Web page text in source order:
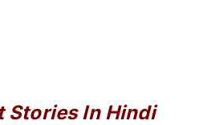
Stories In Hindi